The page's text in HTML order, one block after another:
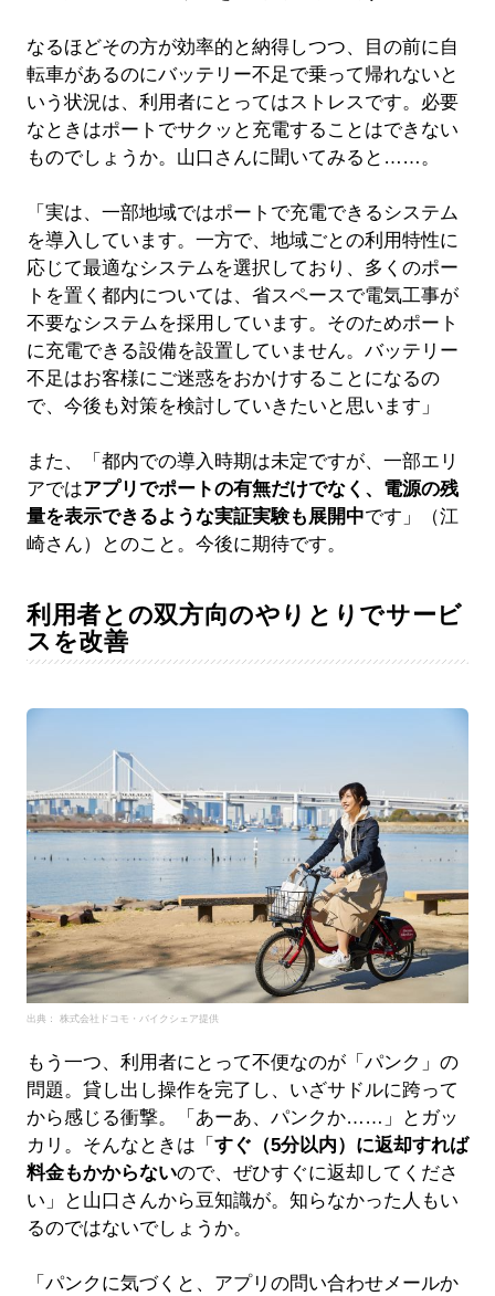
なるほどその方が効率的と納得しつつ、目の前に自
転車があるのにバッテリー不足で乗って帰れないと
いう状況は、利用者にとってはストレスです。必要
なときはポートでサクッと充電することはできない
ものでしょうか。山口さんに聞いてみると……。
「実は、一部地域ではポートで充電できるシステム
を導入しています。一方で、地域ごとの利用特性に
応じて最適なシステムを選択しており、多くのポー
トを置く都内については、省スペースで電気工事が
不要なシステムを採用しています。そのためポート
に充電できる設備を設置していません。バッテリー
不足はお客様にご迷惑をおかけすることになるの
で、今後も対策を検討していきたいと思います」
また、「都内での導入時期は未定ですが、一部エリ
アではアプリでポートの有無だけでなく、電源の残
量を表示できるような実証実験も展開中です」（江
崎さん）とのこと。今後に期待です。
利用者との双方向のやりとりでサービ
スを改善
出典： 株式会社ドコモ・バイクシェア提供
もう一つ、利用者にとって不便なのが「パンク」の
問題。貸し出し操作を完了し、いざサドルに跨って
から感じる衝撃。「あーあ、パンクか……」とガッ
カリ。そんなときは「 すぐ（5分以内）に返却すれば
料金もかからないので、ぜひすぐに返却してくださ
い」と山口さんから豆知識が。知らなかった人もい
るのではないでしょうか。
「パンクに気づくと、アプリの問い合わせメールか